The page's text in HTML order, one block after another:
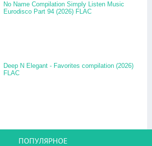
No Name Compilation Simply Listen Music
Eurodisco Part 94 (2026) FLAC
Deep N Elegant - Favorites compilation (2026)
FLAC
ПОПУЛЯРНОЕ